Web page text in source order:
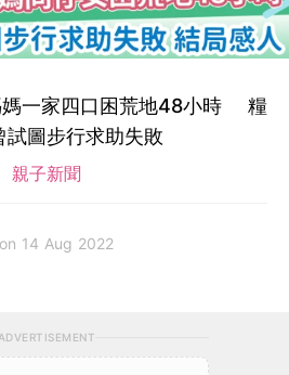
媽一家四口困荒地48小時 糧
試圖步行求助失敗
親子新聞
on 14 Aug 2022
ADVERTISEMENT